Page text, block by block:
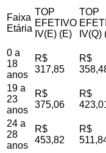
Faixa
Etária
TOP
EFETIVO
IV(E) (E)
TOP
IV(Q)
0 a
18
anos
R$
317,85
R$
19 a
23
anos
R$
375,06
R$
24 a
28
anos
R$
453,82
R$